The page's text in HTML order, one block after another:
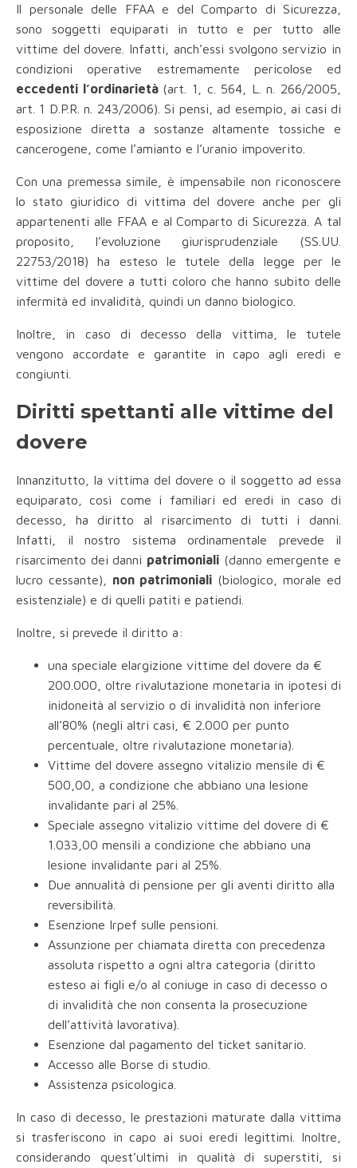
Il personale delle FFAA e del Comparto di Sicurezza,
sono soggetti equiparati in tutto e per tutto alle
vittime del dovere. Infatti, anch’essi svolgono servizio in
condizioni operative estremamente pericolose ed
eccedenti l’ordinarietà (art. 1, c. 564, L. n. 266/2005,
art. 1 D.P.R. n. 243/2006). Si pensi, ad esempio, ai casi di
esposizione diretta a sostanze altamente tossiche e
cancerogene, come l’amianto e l’uranio impoverito.
Con una premessa simile, è impensabile non riconoscere
lo stato giuridico di vittima del dovere anche per gli
appartenenti alle FFAA e al Comparto di Sicurezza. A tal
proposito, l’evoluzione giurisprudenziale (SS.UU.
22753/2018) ha esteso le tutele della legge per le
vittime del dovere a tutti coloro che hanno subito delle
infermità ed invalidità, quindi un danno biologico.
Inoltre, in caso di decesso della vittima, le tutele
vengono accordate e garantite in capo agli eredi e
congiunti.
Diritti spettanti alle vittime del
dovere
Innanzitutto, la vittima del dovere o il soggetto ad essa
equiparato, così come i familiari ed eredi in caso di
decesso, ha diritto al risarcimento di tutti i danni.
Infatti, il nostro sistema ordinamentale prevede il
risarcimento dei danni patrimoniali (danno emergente e
lucro cessante), non patrimoniali (biologico, morale ed
esistenziale) e di quelli patiti e patiendi.
Inoltre, si prevede il diritto a:
una speciale elargizione vittime del dovere da €
200.000, oltre rivalutazione monetaria in ipotesi di
inidoneità al servizio o di invalidità non inferiore
all’80% (negli altri casi, € 2.000 per punto
percentuale, oltre rivalutazione monetaria).
Vittime del dovere assegno vitalizio mensile di €
500,00, a condizione che abbiano una lesione
invalidante pari al 25%.
Speciale assegno vitalizio vittime del dovere di €
1.033,00 mensili a condizione che abbiano una
lesione invalidante pari al 25%.
Due annualità di pensione per gli aventi diritto alla
reversibilità.
Esenzione Irpef sulle pensioni.
Assunzione per chiamata diretta con precedenza
assoluta rispetto a ogni altra categoria (diritto
esteso ai figli e/o al coniuge in caso di decesso o
di invalidità che non consenta la prosecuzione
dell’attività lavorativa).
Esenzione dal pagamento del ticket sanitario.
Accesso alle Borse di studio.
Assistenza psicologica.
In caso di decesso, le prestazioni maturate dalla vittima
si trasferiscono in capo ai suoi eredi legittimi. Inoltre,
considerando quest’ultimi in qualità di superstiti, si